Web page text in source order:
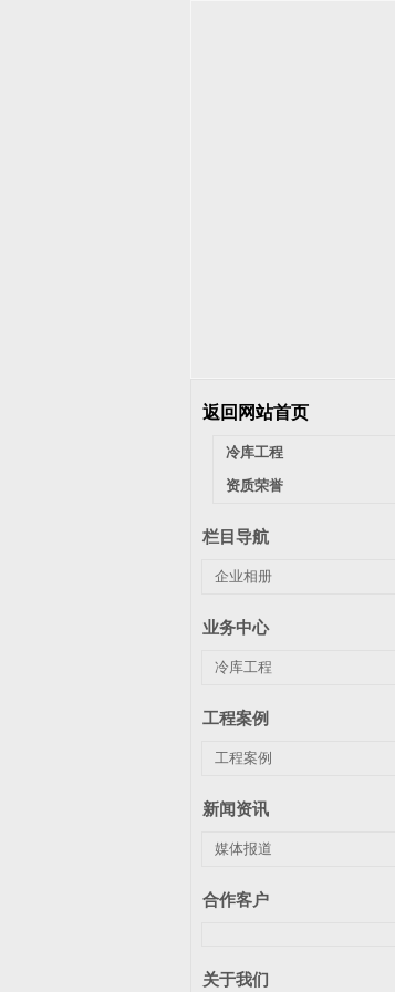
返回网站首页
冷库工程
资质荣誉
栏目导航
企业相册
业务中心
冷库工程
工程案例
工程案例
新闻资讯
媒体报道
合作客户
关于我们